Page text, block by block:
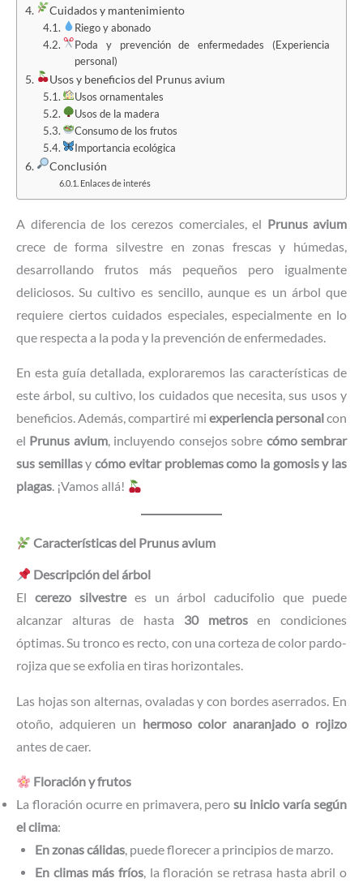
Cuidados y mantenimiento
Riego y abonado
Poda y prevención de enfermedades (Experiencia
personal)
Usos y beneficios del Prunus avium
Usos ornamentales
Usos de la madera
Consumo de los frutos
Importancia ecológica
Conclusión
Enlaces de interés
A diferencia de los cerezos comerciales, el Prunus avium
crece de forma silvestre en zonas frescas y húmedas,
desarrollando frutos más pequeños pero igualmente
deliciosos. Su cultivo es sencillo, aunque es un árbol que
requiere ciertos cuidados especiales, especialmente en lo
que respecta a la poda y la prevención de enfermedades.
En esta guía detallada, exploraremos las características de
este árbol, su cultivo, los cuidados que necesita, sus usos y
beneficios. Además, compartiré mi experiencia personal con
el Prunus avium, incluyendo consejos sobre cómo sembrar
sus semillasycómo evitar problemas como la gomosis y las
plagas. ¡Vamos allá!
Características del Prunus avium
Descripción del árbol
El cerezo silvestrees un árbol caducifolio que puede
alcanzar alturas de hasta 30 metrosen condiciones
óptimas. Su tronco es recto, con una corteza de color pardo-
rojiza que se exfolia en tiras horizontales.
Las hojas son alternas, ovaladas y con bordes aserrados. En
otoño, adquieren un hermoso color anaranjado o rojizo
antes de caer.
Floración y frutos
La floración ocurre en primavera, perosu inicio varía según
el clima:
En zonas cálidas, puede florecer a principios de marzo.
En climas más fríos, la floración se retrasa hasta abril o